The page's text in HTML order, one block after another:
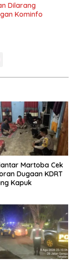
Dilarang
Kominfo
Martoba Cek
Dugaan KDRT
Kapuk